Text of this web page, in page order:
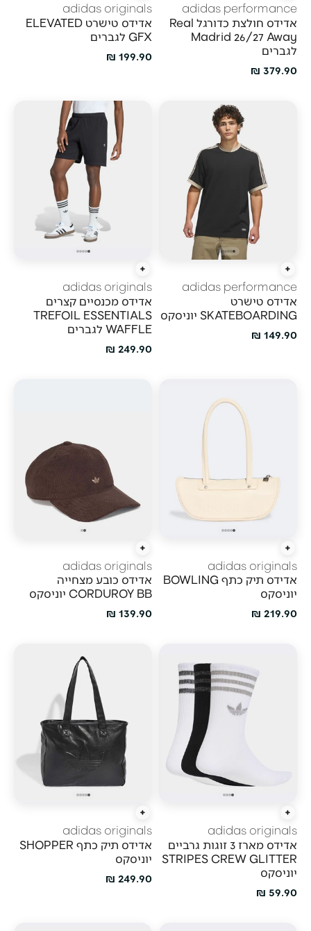
adidas performance
אדידס חולצת כדורגל Real
Madrid 26/27 Away
לגברים
מחיר מבצע
379.90 ₪
adidas originals
אדידס טישרט ELEVATED
GFX לגברים
מחיר מבצע
199.90 ₪
הוספה מהירה
adidas performance
אדידס טישרט
SKATEBOARDING יוניסקס
מחיר מבצע
149.90 ₪
הוספה מהירה
adidas originals
אדידס מכנסיים קצרים
TREFOIL ESSENTIALS
WAFFLE לגברים
מחיר מבצע
249.90 ₪
הוסף לעגלה
adidas originals
אדידס תיק כתף BOWLING
יוניסקס
מחיר מבצע
219.90 ₪
הוסף לעגלה
adidas originals
אדידס כובע מצחייה
CORDUROY BB יוניסקס
מחיר מבצע
139.90 ₪
הוספה מהירה
adidas originals
אדידס מארז 3 זוגות גרביים
STRIPES CREW GLITTER
יוניסקס
מחיר מבצע
59.90 ₪
הוסף לעגלה
adidas originals
אדידס תיק כתף SHOPPER
יוניסקס
מחיר מבצע
249.90 ₪